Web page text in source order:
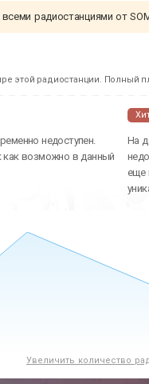
радиостанциями от
этой радиостанции. Полный
недоступен.
как возможно в данный
На
еще
Увеличить количество